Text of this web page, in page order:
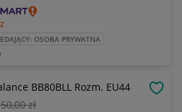
OSOBA PRYWATNA
BB80BLL Rozm. EU44
,00 zł